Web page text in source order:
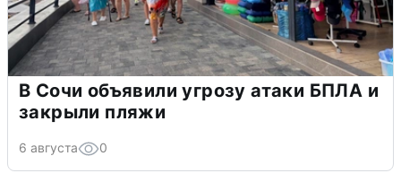
В Сочи объявили угрозу атаки БПЛА и
закрыли пляжи
6 августа 0